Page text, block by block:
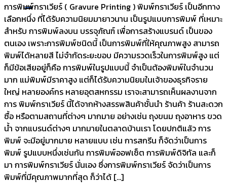
การพิมพ์กราเวียร์ ( Gravure Printing ) พิมพ์กราเวียร์ เป็นอีกทาง
เลือกหนึ่ง ที่ได้รับความนิยมมายาวนาน เป็นรูปแบบการพิมพ์ ที่เหมาะ
สำหรับ การพิมพ์ลงบน บรรจุภัณฑ์ เพื่อการสร้างแบรนด์ เป็นของ
ตนเอง เพราะการพิมพ์ชนิดนี้ เป็นการพิมพ์ที่ให้คุณภาพสูง สามารถ
พิมพ์ได้หลายสี ไม่จำกัดระยะขอบ มีความรวดเร็วในการพิมพ์สูง แต่
ก็มีข้อเสียอยู่ก็คือ การพิมพ์ในรูปแบบนี้ จำเป็นต้องพิมพ์ในจำนวน
มาก แม่พิมพ์มีราคาสูง แต่ก็ได้รับความนิยมในเจ้าของธุรกิจราย
ใหญ่ หลายองค์กร หลายอุตสหกรรม เราจะสามารถเห็นผลงานจาก
การ พิมพ์กราเวียร์ นี้ได้จากห้างสรรพสินค้าชั้นนำ ร้านค้า ร้านสะดวก
ซื้อ หรือตามสถานที่ต่างๆ มากมาย อย่างเช่น ถุงขนม ถุงอาหาร ขวด
น้ำ จากแบรนด์ต่างๆ มากมายในตลาดบ้านเรา โดยปกติแล้ว การ
พิมพ์ จะมีอยู่มากมาย หลายแบบ เช่น การสกรีน ก็จัดว่าเป็นการ
พิมพ์ รูปแบบหนึ่งเช่นกัน การพิมพ์ออฟเซ็ต การพิมพ์ดิจิทัล และก็
มา การพิมพ์กราเวียร์ นั่นเอง ซึ่งการพิมพ์กราเวียร์ จัดว่าเป็นการ
พิมพ์ที่มีคุณภาพมากที่สุด ก็ว่าได้ […]